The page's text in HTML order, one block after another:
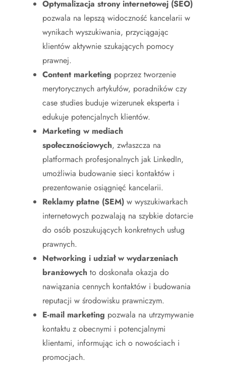
Optymalizacja strony internetowej (SEO)
pozwala na lepszą widoczność kancelarii w
wynikach wyszukiwania, przyciągając
klientów aktywnie szukających pomocy
prawnej.
Content marketing poprzez tworzenie
merytorycznych artykułów, poradników czy
case studies buduje wizerunek eksperta i
edukuje potencjalnych klientów.
Marketing w mediach
społecznościowych, zwłaszcza na
platformach profesjonalnych jak LinkedIn,
umożliwia budowanie sieci kontaktów i
prezentowanie osiągnięć kancelarii.
Reklamy płatne (SEM) w wyszukiwarkach
internetowych pozwalają na szybkie dotarcie
do osób poszukujących konkretnych usług
prawnych.
Networking i udział w wydarzeniach
branżowych to doskonała okazja do
nawiązania cennych kontaktów i budowania
reputacji w środowisku prawniczym.
E-mail marketing pozwala na utrzymywanie
kontaktu z obecnymi i potencjalnymi
klientami, informując ich o nowościach i
promocjach.